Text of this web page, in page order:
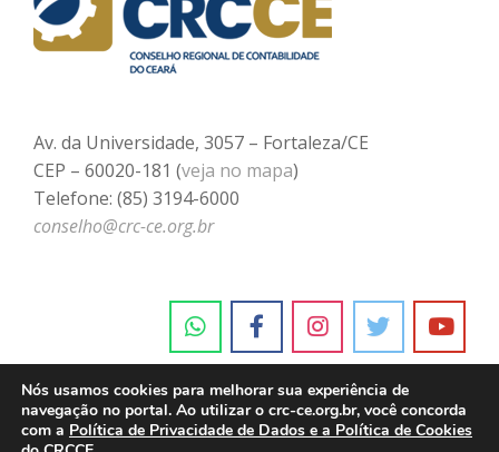
Av. da Universidade, 3057 – Fortaleza/CE
CEP – 60020-181 (veja no mapa)
Telefone: (85) 3194-6000
conselho@crc-ce.org.br
Nós usamos cookies para melhorar sua experiência de
navegação no portal. Ao utilizar o crc-ce.org.br, você concorda
com a Política de Privacidade de Dados e a Política de Cookies